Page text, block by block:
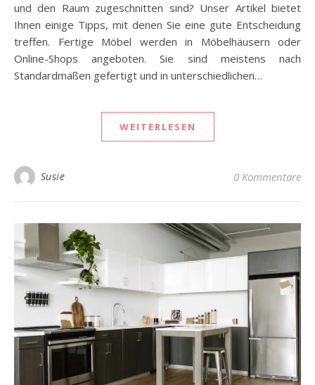
und den Raum zugeschnitten sind? Unser Artikel bietet
Ihnen einige Tipps, mit denen Sie eine gute Entscheidung
treffen. Fertige Möbel werden in Möbelhäusern oder
Online-Shops angeboten. Sie sind meistens nach
Standardmaßen gefertigt und in unterschiedlichen…
WEITERLESEN
Susie 0 Kommentare